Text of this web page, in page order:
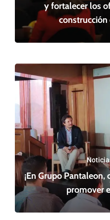
y fortalecer los
construcción
¡En Grupo Pantaleon,
promover